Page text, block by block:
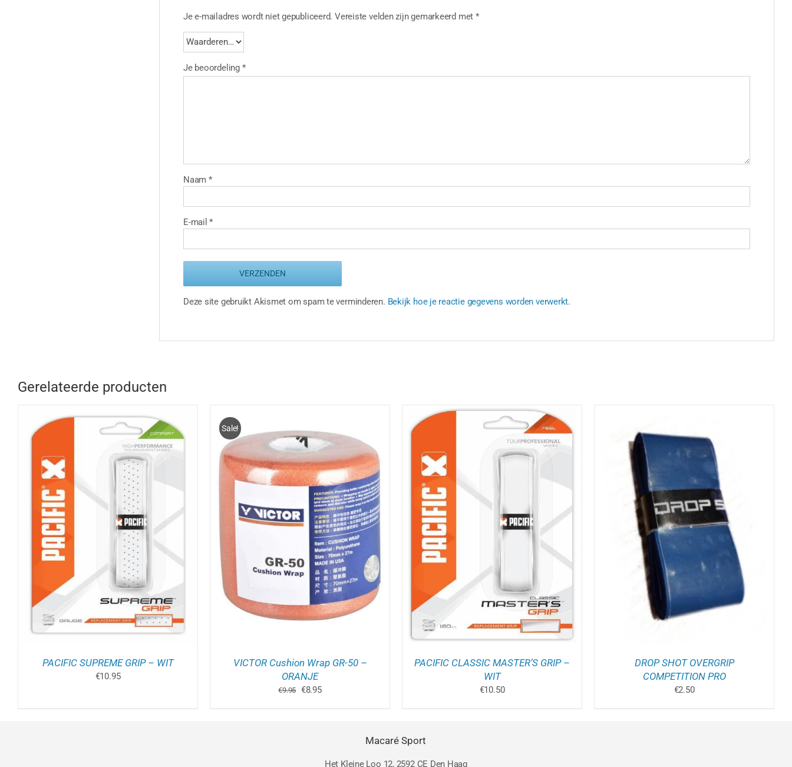
Je e-mailadres wordt niet gepubliceerd. Vereiste velden zijn gemarkeerd met *
Je beoordeling *
Naam *
E-mail*
Deze site gebruikt Akismet om spam te verminderen. Bekijk hoe je reactie gegevens worden verwerkt.
Gerelateerde producten
PACIFIC SUPREME GRIP – WIT
€10.95
Sale!
TOEVOEGEN AAN WINKELWAGEN
DETAILS
VICTOR Cushion Wrap GR-50 –
ORANJE
€9.95 Oorspronkelijke
€8.95Huidige
TOEVOEGEN AAN WINKELWAGEN
/
DETAILS
PACIFIC CLASSIC MASTER’S GRIP –
WIT
€10.50
TOEVOEGEN AAN WINKELWAGEN
DETAILS
DROP SHOT OVERGRIP
COMPETITION PRO
€2.50
Macaré Sport
Het Kleine Loo 12, 2592 CE Den Haag